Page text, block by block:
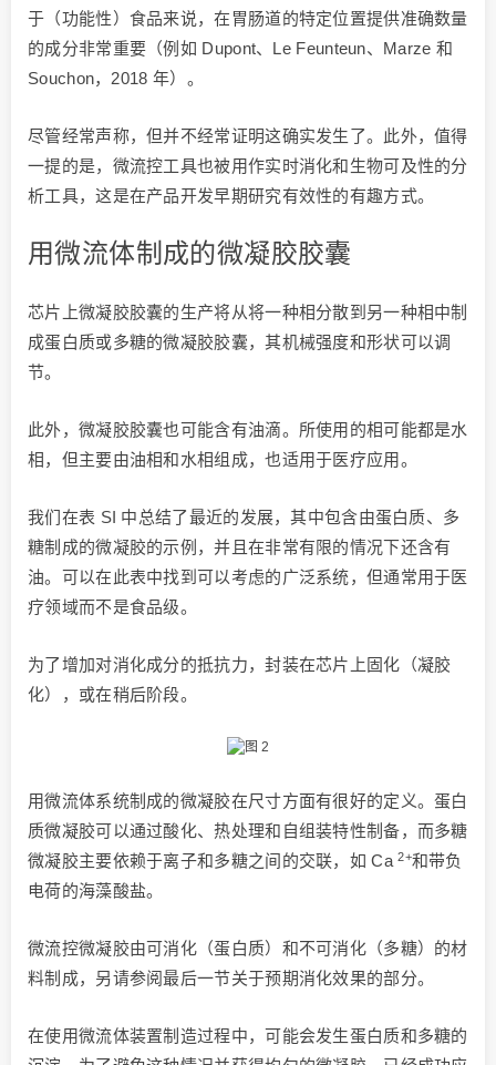
于（功能性）食品来说，在胃肠道的特定位置提供准确数量
的成分非常重要（例如 Dupont、Le Feunteun、Marze 和
Souchon，2018 年）。
尽管经常声称，但并不经常证明这确实发生了。此外，值得
一提的是，微流控工具也被用作实时消化和生物可及性的分
析工具，这是在产品开发早期研究有效性的有趣方式。
用微流体制成的微凝胶胶囊
芯片上微凝胶胶囊的生产将从将一种相分散到另一种相中制
成蛋白质或多糖的微凝胶胶囊，其机械强度和形状可以调
节。
此外，微凝胶胶囊也可能含有油滴。所使用的相可能都是水
相，但主要由油相和水相组成，也适用于医疗应用。
我们在表 SI 中总结了最近的发展，其中包含由蛋白质、多
糖制成的微凝胶的示例，并且在非常有限的情况下还含有
油。可以在此表中找到可以考虑的广泛系统，但通常用于医
疗领域而不是食品级。
为了增加对消化成分的抵抗力，封装在芯片上固化（凝胶
化），或在稍后阶段。
用微流体系统制成的微凝胶在尺寸方面有很好的定义。蛋白
质微凝胶可以通过酸化、热处理和自组装特性制备，而多糖
微凝胶主要依赖于离子和多糖之间的交联，如 Ca2+和带负
电荷的海藻酸盐。
微流控微凝胶由可消化（蛋白质）和不可消化（多糖）的材
料制成，另请参阅最后一节关于预期消化效果的部分。
在使用微流体装置制造过程中，可能会发生蛋白质和多糖的